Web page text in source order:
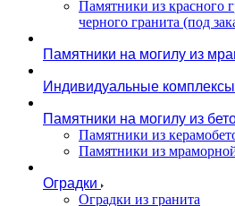
Памятники из красного
черного гранита (под
Памятники на могилу из
Индивидуальные комплексы
Памятники на могилу из
Памятники из
Памятники из
Оградки
Оградки из гранита